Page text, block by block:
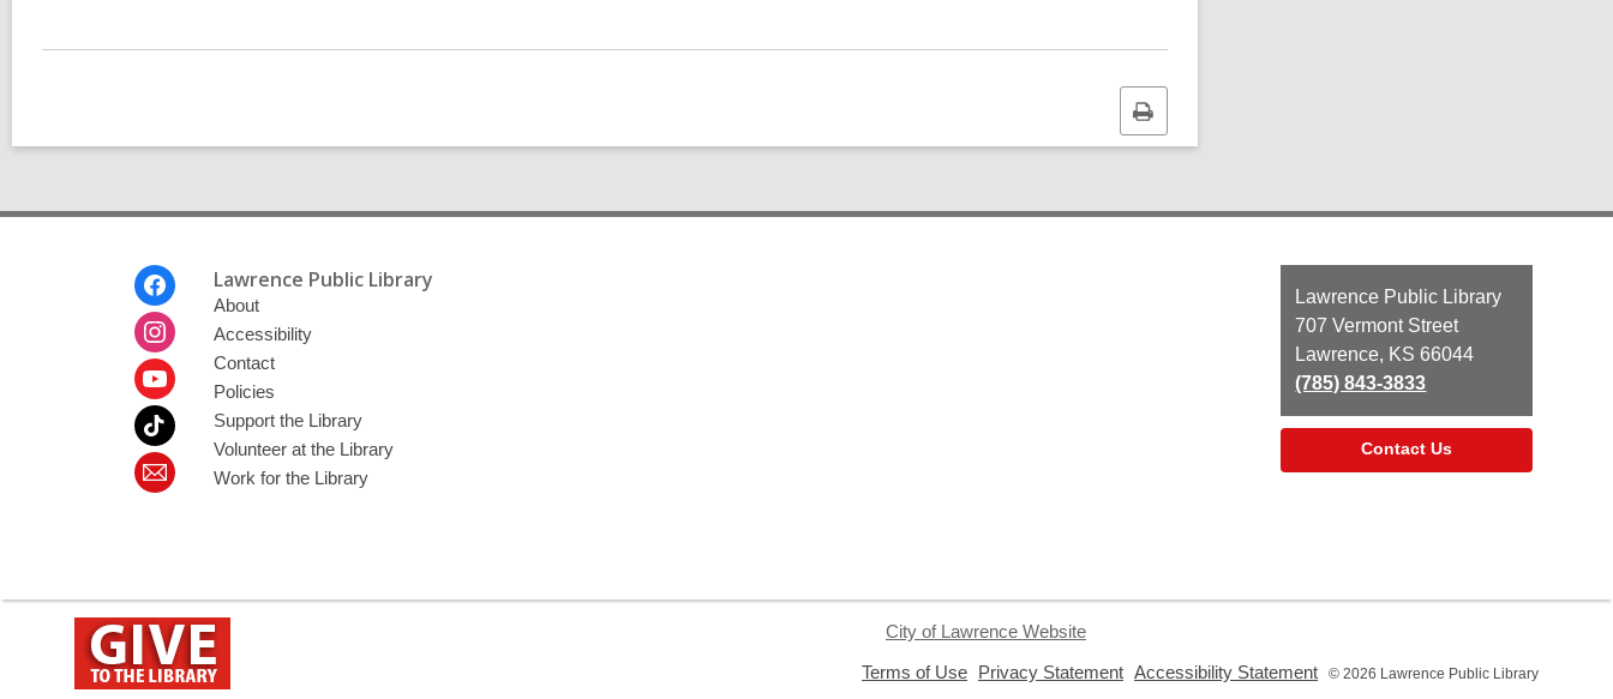
Print
this
page
Lawrence Public Library
About
Accessibility
Contact
Policies
Support the Library
Volunteer at the Library
Work for the Library
Contact
the
Library
Lawrence Public Library
707 Vermont Street
Lawrence, KS 66044
(785) 843-3833
Contact Us
City of Lawrence Website
Terms of Use Privacy Statement Accessibility Statement © 2026 Lawrence Public Library